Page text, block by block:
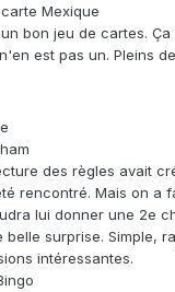
Mexique
un bon jeu de cartes.
est pas un. Pleins
des règles avait
rencontré. Mais on a
lui donner une 2e
belle surprise. Simple,
intéressantes.